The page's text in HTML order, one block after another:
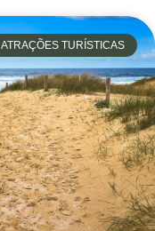
ATRAÇÕES TURÍSTICAS